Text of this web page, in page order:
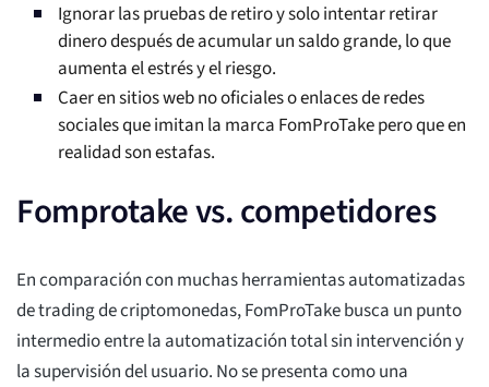
Ignorar las pruebas de retiro y solo intentar retirar
dinero después de acumular un saldo grande, lo que
aumenta el estrés y el riesgo.
Caer en sitios web no oficiales o enlaces de redes
sociales que imitan la marca FomProTake pero que en
realidad son estafas.
Fomprotake vs. competidores
En comparación con muchas herramientas automatizadas
de trading de criptomonedas, FomProTake busca un punto
intermedio entre la automatización total sin intervención y
la supervisión del usuario. No se presenta como una